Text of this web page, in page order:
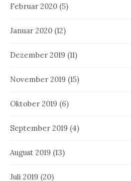
Februar 2020 (5)
Januar 2020 (12)
Dezember 2019 (11)
November 2019 (15)
Oktober 2019 (6)
September 2019 (4)
August 2019 (13)
Juli 2019 (20)